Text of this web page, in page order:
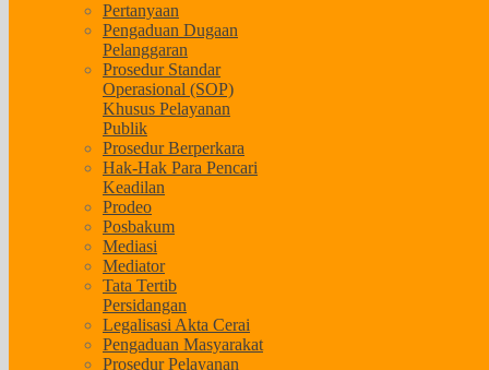
Pertanyaan
Pengaduan Dugaan
Pelanggaran
Prosedur Standar
Operasional (SOP)
Khusus Pelayanan
Publik
Prosedur Berperkara
Hak-Hak Para Pencari
Keadilan
Prodeo
Posbakum
Mediasi
Mediator
Tata Tertib
Persidangan
Legalisasi Akta Cerai
Pengaduan Masyarakat
Prosedur Pelayanan